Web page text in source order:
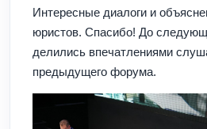
Интересные диалоги и
юристов. Спасибо! До
делились впечатлениями
предыдущего форума.